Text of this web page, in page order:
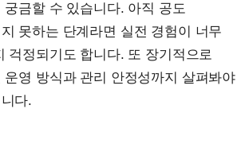
궁금할 수 있습니다. 아직 공도
못하는 단계라면 실전 경험이 너무
걱정되기도 합니다. 또 장기적으로
운영 방식과 관리 안정성까지 살펴봐야
다.